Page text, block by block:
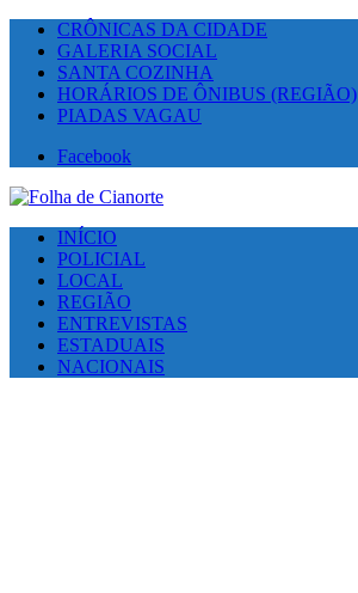
CRÔNICAS DA CIDADE
GALERIA SOCIAL
SANTA COZINHA
HORÁRIOS DE ÔNIBUS (REGIÃO)
PIADAS VAGAU
Facebook
INÍCIO
POLICIAL
LOCAL
REGIÃO
ENTREVISTAS
ESTADUAIS
NACIONAIS